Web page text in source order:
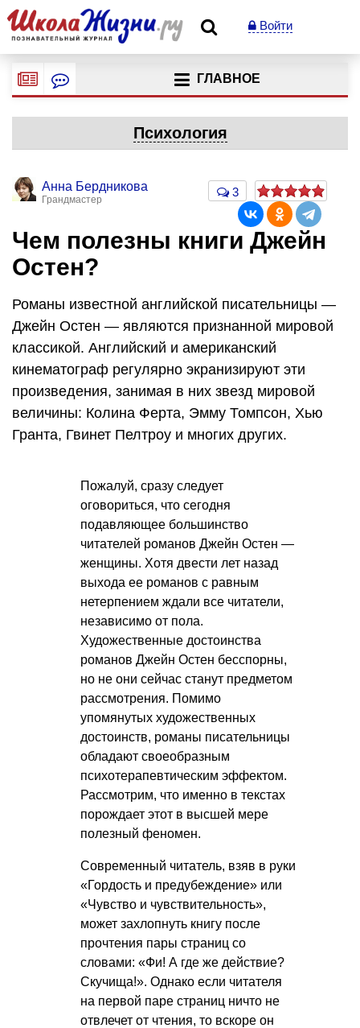
Войти
ГЛАВНОЕ
Психология
Анна Бердникова
Грандмастер
3
Чем полезны книги Джейн
Остен?
Романы известной английской писательницы —
Джейн Остен — являются признанной мировой
классикой. Английский и американский
кинематограф регулярно экранизируют эти
произведения, занимая в них звезд мировой
величины: Колина Ферта, Эмму Томпсон, Хью
Гранта, Гвинет Пелтроу и многих других.
Пожалуй, сразу следует
оговориться, что сегодня
подавляющее большинство
читателей романов Джейн Остен —
женщины. Хотя двести лет назад
выхода ее романов с равным
нетерпением ждали все читатели,
независимо от пола.
Художественные достоинства
романов Джейн Остен бесспорны,
но не они сейчас станут предметом
рассмотрения. Помимо
упомянутых художественных
достоинств, романы писательницы
обладают своеобразным
психотерапевтическим эффектом.
Рассмотрим, что именно в текстах
порождает этот в высшей мере
полезный феномен.
Современный читатель, взяв в руки
«Гордость и предубеждение» или
«Чувство и чувствительность»,
может захлопнуть книгу после
прочтения пары страниц со
словами: «Фи! А где же действие?
Скучища!». Однако если читателя
на первой паре страниц ничто не
отвлечет от чтения, то вскоре он